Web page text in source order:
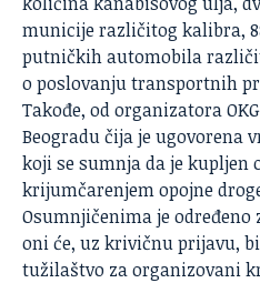
municije različitog kalibra,
putničkih automobila
o poslovanju transportnih
Takođe, od organizatora
Beogradu čija je ugovorena
koji se sumnja da je kupljen
krijumčarenjem opojne
Osumnjičenima je određeno
oni će, uz krivičnu prijavu,
tužilaštvo za organizovani